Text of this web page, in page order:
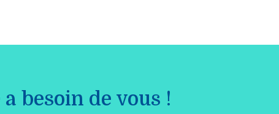
besoin de vous !